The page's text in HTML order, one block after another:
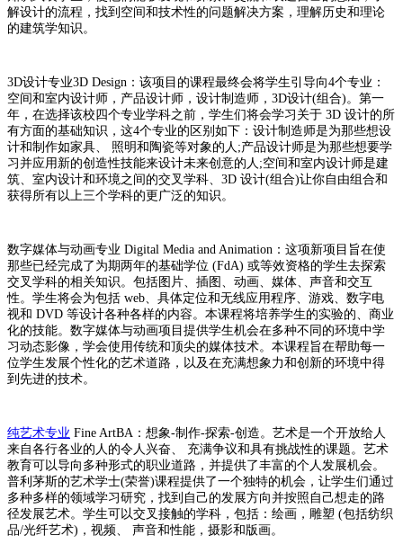
解设计的流程，找到空间和技术性的问题解决方案，理解历史和理论
的建筑学知识。
3D设计专业3D Design：该项目的课程最终会将学生引导向4个专业：
空间和室内设计师，产品设计师，设计制造师，3D设计(组合)。第一
年，在选择该校四个专业学科之前，学生们将会学习关于 3D 设计的所
有方面的基础知识，这4个专业的区别如下：设计制造师是为那些想设
计和制作如家具、 照明和陶瓷等对象的人;产品设计师是为那些想要学
习并应用新的创造性技能来设计未来创意的人;空间和室内设计师是建
筑、室内设计和环境之间的交叉学科、3D 设计(组合)让你自由组合和
获得所有以上三个学科的更广泛的知识。
数字媒体与动画专业 Digital Media and Animation：这项新项目旨在使
那些已经完成了为期两年的基础学位 (FdA) 或等效资格的学生去探索
交叉学科的相关知识。包括图片、插图、动画、媒体、声音和交互
性。学生将会为包括 web、具体定位和无线应用程序、游戏、数字电
视和 DVD 等设计各种各样的内容。本课程将培养学生的实验的、商业
化的技能。数字媒体与动画项目提供学生机会在多种不同的环境中学
习动态影像，学会使用传统和顶尖的媒体技术。本课程旨在帮助每一
位学生发展个性化的艺术道路，以及在充满想象力和创新的环境中得
到先进的技术。
纯艺术专业 Fine ArtBA：想象-制作-探索-创造。艺术是一个开放给人
来自各行各业的人的令人兴奋、 充满争议和具有挑战性的课题。艺术
教育可以导向多种形式的职业道路，并提供了丰富的个人发展机会。
普利茅斯的艺术学士(荣誉)课程提供了一个独特的机会，让学生们通过
多种多样的领域学习研究，找到自己的发展方向并按照自己想走的路
径发展艺术。学生可以交叉接触的学科，包括：绘画，雕塑 (包括纺织
品/光纤艺术)，视频、 声音和性能，摄影和版画。